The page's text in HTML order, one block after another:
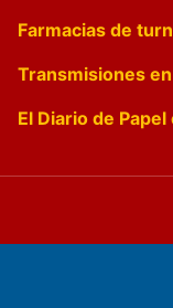
Farmacias de
Transmisiones
El Diario de Papel